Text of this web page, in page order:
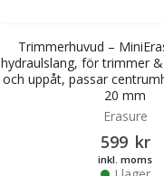
Trimmerhuvud –
hydraulslang, för trimmer
och uppåt, passar
20 mm
Erasure
599 kr
inkl. moms